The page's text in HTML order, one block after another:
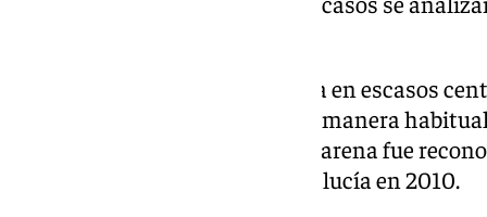
Esta compleja técnica se realiza en escasos
tres centros a nivel nacional de manera
público. El Hospital Virgen Macarena fue
autonómico para QTIA en Andalucía en 2010.